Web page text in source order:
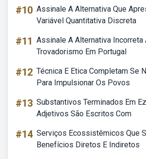
#10 Assinale A Alternativa Que
Variável Quantitativa Discreta
#11 Assinale A Alternativa Incorreta
Trovadorismo Em Portugal
#12 Técnica E Etica Completam Se
Para Impulsionar Os Povos
#13 Substantivos Terminados Em
Adjetivos São Escritos Com
#14 Serviços Ecossistêmicos Que
Benefícios Diretos E Indiretos